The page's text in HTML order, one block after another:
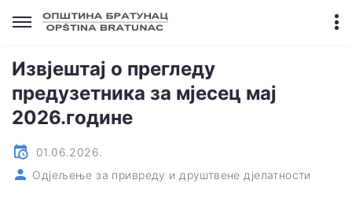
Извјештај о прегледу
предузетника за мјесец мај
2026.године
01.06.2026.
Одјељење за привреду и друштвене дјелатности